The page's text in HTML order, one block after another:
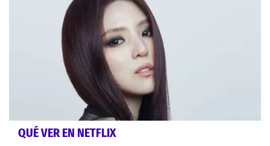
QUÉ VER EN NETFLIX